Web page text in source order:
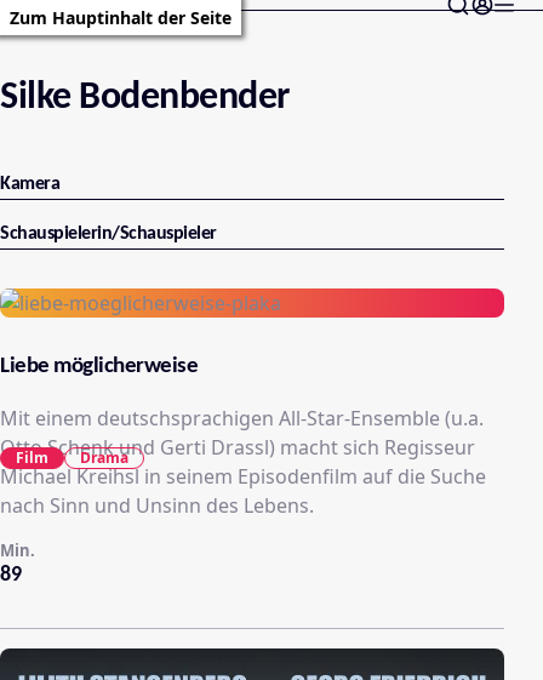
Zum Hauptinhalt der Seite
Silke Bodenbender
Kamera
Schauspielerin/Schauspieler
Liebe möglicherweise
Mit einem deutschsprachigen All-Star-Ensemble (u.a.
Otto Schenk und Gerti Drassl) macht sich Regisseur
Michael Kreihsl in seinem Episodenfilm auf die Suche
nach Sinn und Unsinn des Lebens.
89
Min.
Film Drama